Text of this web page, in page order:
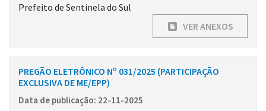
Prefeito de Sentinela do Sul
VER ANEXOS
PREGÃO ELETRÔNICO Nº 031/2025 (PARTICIPAÇÃO
EXCLUSIVA DE ME/EPP)
Data de publicação: 22-11-2025